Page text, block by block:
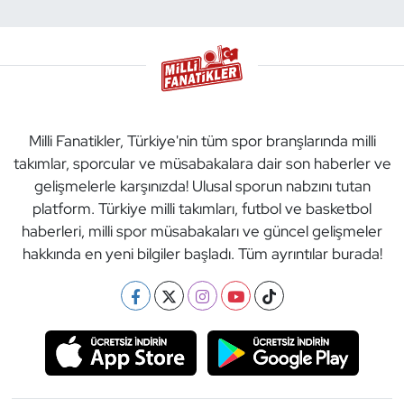
Milli Fanatikler, Türkiye'nin tüm spor branşlarında milli
takımlar, sporcular ve müsabakalara dair son haberler ve
gelişmelerle karşınızda! Ulusal sporun nabzını tutan
platform. Türkiye milli takımları, futbol ve basketbol
haberleri, milli spor müsabakaları ve güncel gelişmeler
hakkında en yeni bilgiler başladı. Tüm ayrıntılar burada!